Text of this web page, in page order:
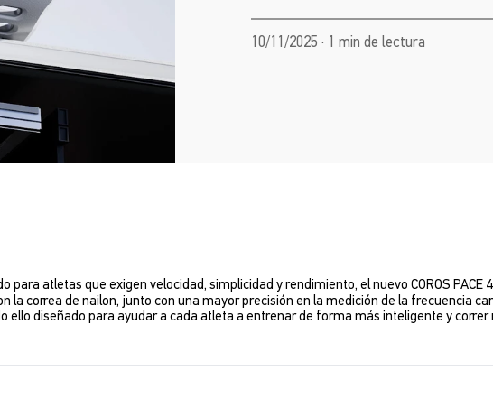
10/11/2025 · 1 min de lectura
para atletas que exigen velocidad, simplicidad y rendimiento, el nuevo COROS PACE
la correa de nailon, junto con una mayor precisión en la medición de la frecuencia
ello diseñado para ayudar a cada atleta a entrenar de forma más inteligente y correr